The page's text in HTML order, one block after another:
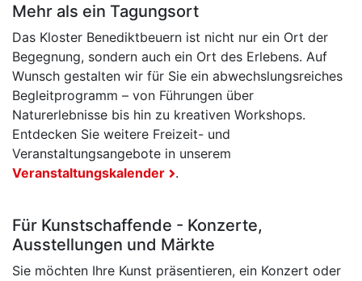
Mehr als ein Tagungsort
Das Kloster Benediktbeuern ist nicht nur ein Ort der
Begegnung, sondern auch ein Ort des Erlebens. Auf
Wunsch gestalten wir für Sie ein abwechslungsreiches
Begleitprogramm – von Führungen über
Naturerlebnisse bis hin zu kreativen Workshops.
Entdecken Sie weitere Freizeit- und
Veranstaltungsangebote in unserem
Veranstaltungskalender
.
Für Kunstschaffende - Konzerte,
Ausstellungen und Märkte
Sie möchten Ihre Kunst präsentieren, ein Konzert oder